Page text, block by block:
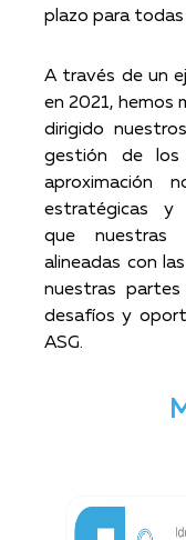
plazo para
A través de un
en 2021, hemos
dirigido
gestión de los
aproximación
estratégicas y
que nuestras
alineadas con
nuestras
desafíos y
ASG.